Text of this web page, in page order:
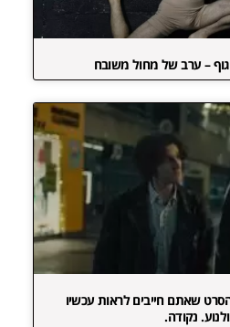
– ערב של מחול משובח
שאתם חייבים לראות עכשיו
נקודה.